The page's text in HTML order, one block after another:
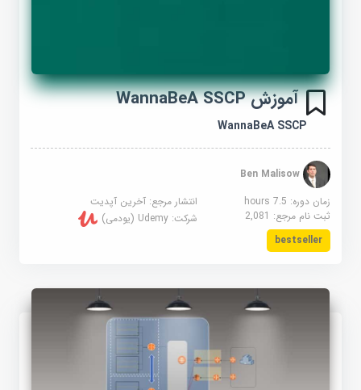
آموزش WannaBeA SSCP
WannaBeA SSCP
Ben Malisow
زمان دوره: 7.5 hours
انتشار مرجع:آخرین آپدیت
ثبت نام مرجع:2,081 شرکت:Udemy (یودمی)
bestseller